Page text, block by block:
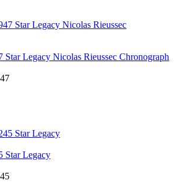
Legacy Nicolas Rieussec Chronograph
Star Legacy